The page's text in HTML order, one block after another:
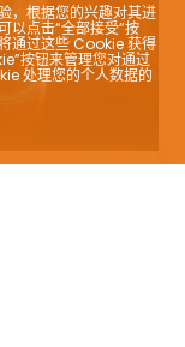
，根据您的兴趣对其进
以点击“全部接受”按
通过这些 Cookie 获得
按钮来管理您对通过
处理您的个人数据的